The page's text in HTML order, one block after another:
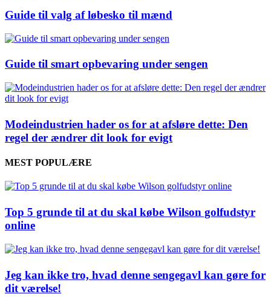
Guide til valg af løbesko til mænd
Guide til smart opbevaring under sengen
Modeindustrien hader os for at afsløre dette: Den
regel der ændrer dit look for evigt
MEST POPULÆRE
Top 5 grunde til at du skal købe Wilson golfudstyr
online
Jeg kan ikke tro, hvad denne sengegavl kan gøre for
dit værelse!